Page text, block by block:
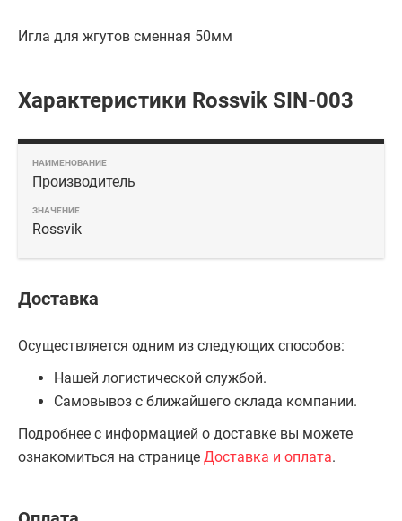
Игла для жгутов сменная 50мм
Характеристики Rossvik SIN-003
Производитель
Rossvik
Доставка
Осуществляется одним из следующих способов:
Нашей логистической службой.
Самовывоз с ближайшего склада компании.
Подробнее с информацией о доставке вы можете
ознакомиться на странице Доставка и оплата.